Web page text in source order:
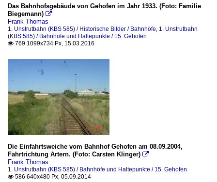
Das Bahnhofsgebäude von Gehofen im Jahr 1933. (Foto: Familie
Biegemann) 
Frank Thomas
1. Unstrutbahn (KBS 585) / Historische Bilder / Bahnhöfe, 1. Unstrutbahn
(KBS 585) / Bahnhöfe und Haltepunkte / 15. Gehofen
 769 1099x734 Px, 15.03.2016
Die Einfahrtsweiche vom Bahnhof Gehofen am 08.09.2004,
Fahrtrichtung Artern. (Foto: Carsten Klinger) 
Frank Thomas
1. Unstrutbahn (KBS 585) / Bahnhöfe und Haltepunkte / 15. Gehofen
 586 640x480 Px, 05.09.2014